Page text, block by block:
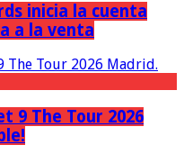
inicia la cuenta
a la venta
9 The Tour 2026